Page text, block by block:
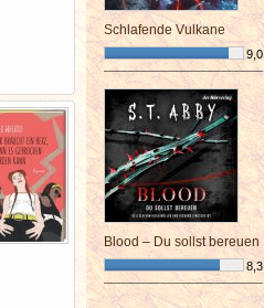
Schlafende Vulkane
9,0
¯¯¯¯¯¯¯¯¯¯¯¯¯¯¯¯¯¯¯¯¯¯¯¯
Blood – Du sollst bereuen
8,3
¯¯¯¯¯¯¯¯¯¯¯¯¯¯¯¯¯¯¯¯¯¯¯¯